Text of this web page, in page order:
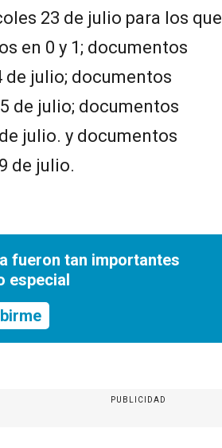
23 de julio para los que
en 0 y 1; documentos
de julio; documentos
de julio; documentos
julio. y documentos
de julio.
fueron tan importantes
especial
PUBLICIDAD